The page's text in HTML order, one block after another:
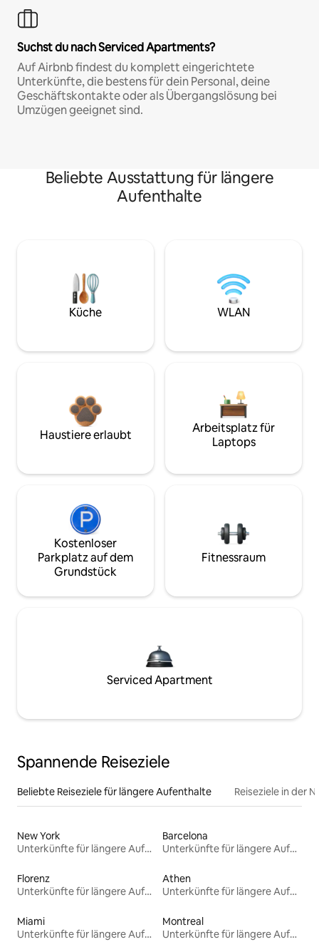
Suchst du nach Serviced Apartments?
Auf Airbnb findest du komplett eingerichtete
Unterkünfte, die bestens für dein Personal, deine
Geschäftskontakte oder als Übergangslösung bei
Umzügen geeignet sind.
Beliebte Ausstattung für längere
Aufenthalte
Küche WLAN
Haustiere erlaubt
Arbeitsplatz für
Laptops
Kostenloser
Parkplatz auf dem
Grundstück
Fitnessraum
Serviced Apartment
Spannende Reiseziele
Beliebte Reiseziele für längere Aufenthalte Reiseziele in der
New York
Unterkünfte für längere Aufenthalte
Barcelona
Unterkünfte für längere Aufenthalte
Florenz
Unterkünfte für längere Aufenthalte
Athen
Unterkünfte für längere Aufenthalte
Miami
Unterkünfte für längere Aufenthalte
Montreal
Unterkünfte für längere Aufenthalte